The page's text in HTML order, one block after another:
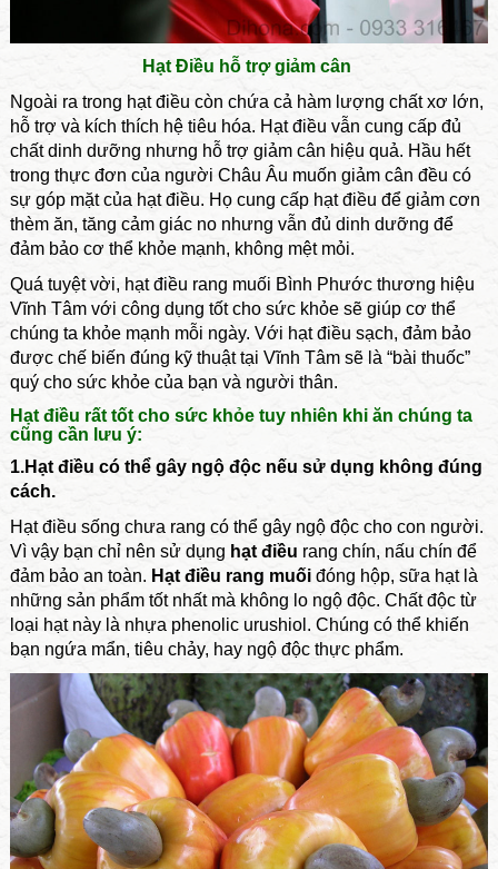
Hạt Điều hỗ trợ giảm cân
Ngoài ra trong hạt điều còn chứa cả hàm lượng chất xơ lớn,
hỗ trợ và kích thích hệ tiêu hóa. Hạt điều vẫn cung cấp đủ
chất dinh dưỡng nhưng hỗ trợ giảm cân hiệu quả. Hầu hết
trong thực đơn của người Châu Âu muốn giảm cân đều có
sự góp mặt của hạt điều. Họ cung cấp hạt điều để giảm cơn
thèm ăn, tăng cảm giác no nhưng vẫn đủ dinh dưỡng để
đảm bảo cơ thể khỏe mạnh, không mệt mỏi.
Quá tuyệt vời, hạt điều rang muối Bình Phước thương hiệu
Vĩnh Tâmvới công dụng tốt cho sức khỏe sẽ giúp cơ thể
chúng ta khỏe mạnh mỗi ngày. Với hạt điều sạch, đảm bảo
được chế biến đúng kỹ thuật tại Vĩnh Tâm sẽ là “bài thuốc”
quý cho sức khỏe của bạn và người thân.
Hạt điều rất tốt cho sức khỏe tuy nhiên khi ăn chúng ta
cũng cần lưu ý:
1.Hạt điều có thể gây ngộ độc nếu sử dụng không đúng
cách.
Hạt điều sống chưa rang có thể gây ngộ độc cho con người.
Vì vậy bạn chỉ nên sử dụng hạt điều rang chín, nấu chín để
đảm bảo an toàn. Hạt điều rang muốiđóng hộp, sữa hạt là
những sản phẩm tốt nhất mà không lo ngộ độc. Chất độc từ
loại hạt này là nhựa phenolic urushiol. Chúng có thể khiến
bạn ngứa mẩn, tiêu chảy, hay ngộ độc thực phẩm.